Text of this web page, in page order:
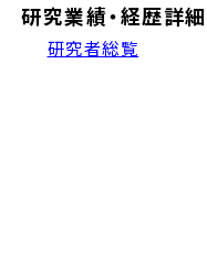
研究業績・経歴詳細
研究者総覧